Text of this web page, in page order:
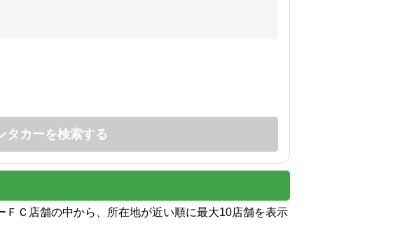
タカーを検索する
Ｃ店舗の中から、所在地が近い順に最大10店舗を表示